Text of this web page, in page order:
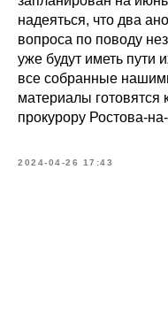
надеяться, что два
вопроса по поводу
уже будут иметь пути
все собранные
материалы готовятся
прокурору Ростова-
2024-04-26 17:43